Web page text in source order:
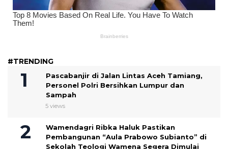
#TRENDING
Pascabanjir di Jalan Lintas Aceh Tamiang,
Personel Polri Bersihkan Lumpur dan
Sampah
5 views
Wamendagri Ribka Haluk Pastikan
Pembangunan “Aula Prabowo Subianto” di
Sekolah Teologi Wamena Segera Dimulai